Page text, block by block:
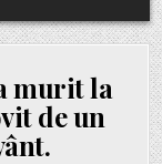
murit la
de un